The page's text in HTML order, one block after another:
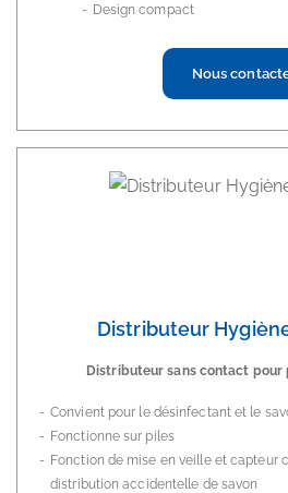
Design compact
Nous
Distributeur
Distributeur sans contact pour
Convient pour le désinfectant et le
Fonctionne sur piles
Fonction de mise en veille et capteur
distribution accidentelle de savon